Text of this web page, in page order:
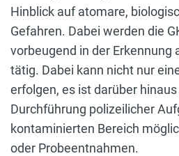
Hinblick auf atomare,
Gefahren. Dabei werden die
vorbeugend in der Erkennung
tätig. Dabei kann nicht nur
erfolgen, es ist darüber
Durchführung polizeilicher
kontaminierten Bereich
oder Probeentnahmen.